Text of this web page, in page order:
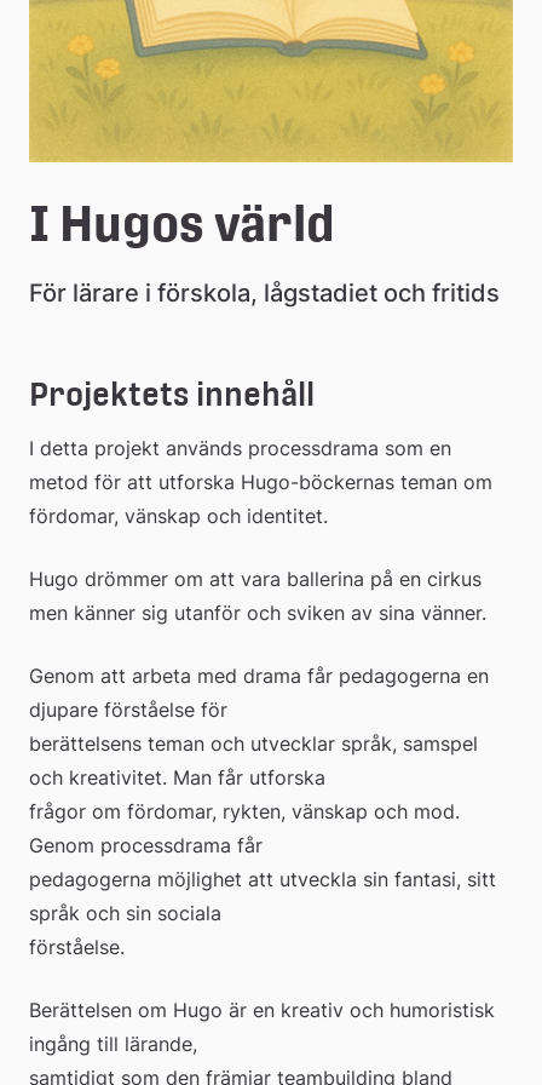
I Hugos värld
För lärare i förskola, lågstadiet och fritids
Projektets innehåll
I detta projekt används processdrama som en
metod för att utforska Hugo-böckernas teman om
fördomar, vänskap och identitet.
Hugo drömmer om att vara ballerina på en cirkus
men känner sig utanför och sviken av sina vänner.
Genom att arbeta med drama får pedagogerna en
djupare förståelse för
berättelsens teman och utvecklar språk, samspel
och kreativitet. Man får utforska
frågor om fördomar, rykten, vänskap och mod.
Genom processdrama får
pedagogerna möjlighet att utveckla sin fantasi, sitt
språk och sin sociala
förståelse.
Berättelsen om Hugo är en kreativ och humoristisk
ingång till lärande,
samtidigt som den främjar teambuilding bland